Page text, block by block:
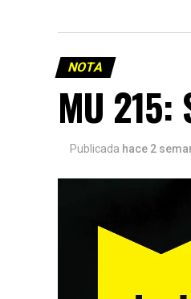
NOTA
MU 215:
Publicada hace 2